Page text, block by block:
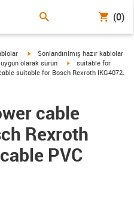
(0)
igus-icon-arrow-right
Sonlandırılmış hazır kablolar
olarak sürün igus-icon-arrow-right
suitable for
suitable for Bosch Rexroth IKG4072,
cable
Rexroth
PVC